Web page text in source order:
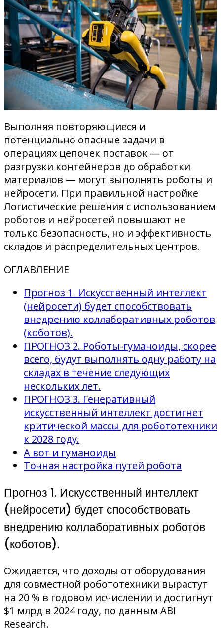
Выполняя повторяющиеся и
потенциально опасные задачи в
операциях цепочек поставок — от
разгрузки контейнеров до обработки
материалов — могут выполнять роботы и
нейросети. При правильной настройке
Логистические решения с использованием
роботов и нейросетей повышают не
только безопасность, но и эффективность
складов и распределительных центров.
ОГЛАВЛЕНИЕ
Прогноз 1. Искусственный интеллект
(нейросети) будет способствовать
внедрению коллаборативных роботов
(коботов).
ПРОГНОЗ 2. Роботы-гуманоиды, скорее
всего, будут выполнять одну работу на
складах в течение следующих
нескольких лет.
ПРОГНОЗ 3. Генеративный
искусственный интеллект достигнет
критической массы для робототехники
к 2028 году.
А вот и гуманоиды
Точная настройка путей робота
Прогноз 1. Искусственный интеллект
(нейросети) будет способствовать
внедрению коллаборативных роботов
(коботов).
Ожидается, что доходы от оборудования
для совместной робототехники вырастут
на 20 % в годовом исчислении и достигнут
$1 млрд в 2024 году, по данным ABI
Research.